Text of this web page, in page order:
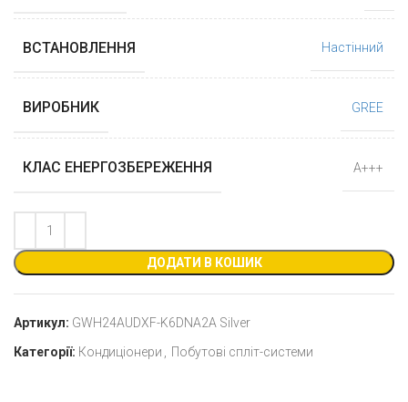
ВСТАНОВЛЕННЯ Настінний
ВИРОБНИК GREE
КЛАС ЕНЕРГОЗБЕРЕЖЕННЯ А+++
ДОДАТИ В КОШИК
Артикул: GWH24AUDXF-K6DNA2A Silver
Категорії: Кондиціонери Побутові спліт-системи